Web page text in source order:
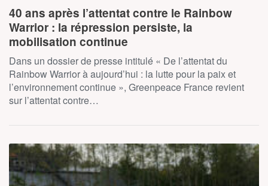
40 ans après l’attentat contre le Rainbow
Warrior : la répression persiste, la
mobilisation continue
Dans un dossier de presse intitulé « De l’attentat du
Rainbow Warrior à aujourd’hui : la lutte pour la paix et
l’environnement continue », Greenpeace France revient
sur l’attentat contre…